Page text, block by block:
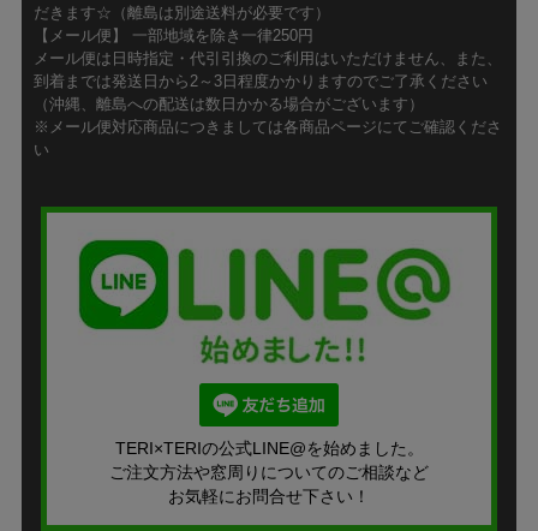
だきます☆（離島は別途送料が必要です）
【メール便】 一部地域を除き一律250円
メール便は日時指定・代引引換のご利用はいただけません、また、
到着までは発送日から2～3日程度かかりますのでご了承ください
（沖縄、離島への配送は数日かかる場合がございます）
※メール便対応商品につきましては各商品ページにてご確認くださ
い
TERI×TERIの公式LINE@を始めました。
ご注文方法や窓周りについてのご相談など
お気軽にお問合せ下さい！